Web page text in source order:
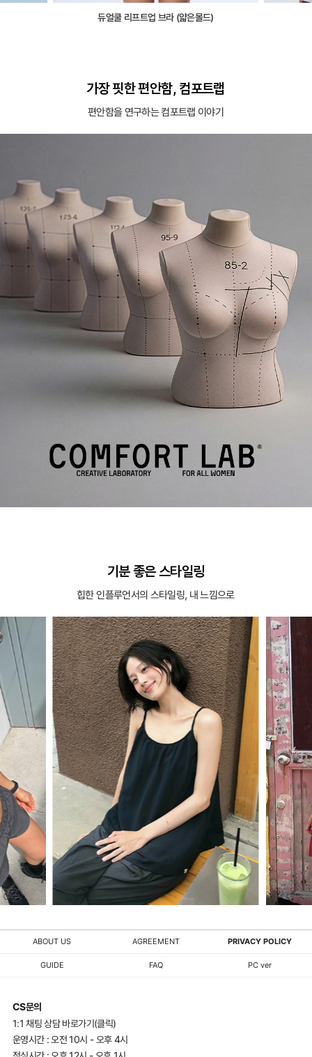
듀얼쿨 리프트업 브라 (얇은몰드)
가장 핏한 편안함, 컴포트랩
편안함을 연구하는 컴포트랩 이야기
기분 좋은 스타일링
힙한 인플루언서의 스타일링, 내 느낌으로
ABOUT US AGREEMENT PRIVACY POLICY
GUIDE FAQ PC ver
CS문의
1:1 채팅 상담 바로가기(클릭)
운영시간 : 오전 10시 - 오후 4시